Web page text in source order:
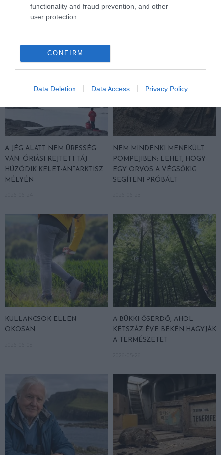
functionality and fraud prevention, and other
user protection.
CONFIRM
Data Deletion Data Access Privacy Policy
TENGERT
A JÉG ALATT NEM ÜRESSÉG
VAN: ÓRIÁSI REJTETT TÁJ
HÚZÓDIK KELET-ANTARKTISZ
MÉLYÉN
NEM MINDENKI MENEKÜLT
POMPEJIBEN: LEHET, HOGY
EGY ORVOS A VÉGSŐKIG
SEGÍTENI PRÓBÁLT
KULLANCSOK ELLEN
OKOSAN
A BÜKKI ŐSERDŐ, AHOL
KÉTSZÁZ ÉVE BÉKÉN HAGYJÁK
A TERMÉSZETET